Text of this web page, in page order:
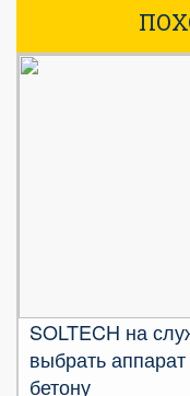
SOLTECH на
выбрать
бетону